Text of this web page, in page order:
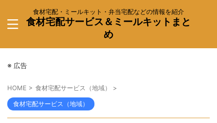
食材宅配・ミールキット・弁当宅配などの情報を紹介
食材宅配サービス＆ミールキットまと
め
※ 広告
HOME > 食材宅配サービス（地域） >
食材宅配サービス（地域）